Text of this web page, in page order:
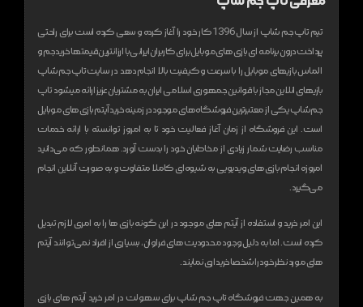
تیم تاپ جم شاپ از سال 1396 کار خود را آغاز کرده و سعی کرده است برای راحتی
پرداخت درون برنامه ای بازی های موبایل برای کاربران ایرانی با ارزانترین قیمتها خرید جم و
الماس بازیهای موبایل را با سرعت و کیفیت بالا انجام دهد در سایت تاپ جم شاپ
بازیهای انلاین مجاز با قوانین جمهوری اسلامی ایران به مشتریان عزیز ارائه میشودتاپ
جم شاپ یکی از معتبر‌ترین فروشگاه های موجود در زمینه خرید آیتم بازی های موبایل
است. این فروشگاه از زمان آغاز فعالیت خود تا به امروز توانسته با ارائه خدمات
مناسب رضایت شمار زیادی از مخاطبان خود را بدست آورد. همانطور که می‌دانید
امروزه انجام بازی های ویدیویی به شیوه‌ای کاملا متفاوت و به صورت آنلاین انجام
می‌گیرد.
این امر خرید و استفاده از آیتم های موجود در این گونه بازی ها را به امری لازم تبدیل
کرده است. اما به دلیل وجود محدودیت های فراوان، بسیاری از افراد نمی‌توانند آیتم
های مورد نظر خود را شخصا خریداری نمایند.
به همین جهت فروشگاه تاپ جم شاپ برای سهولت در امر خرید آیتم های بازی